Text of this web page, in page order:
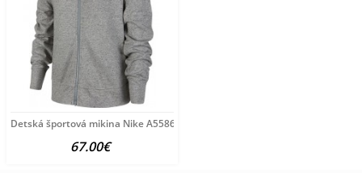
Detská športová mikina Nike A5586
67.00€